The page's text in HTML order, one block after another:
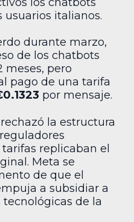
italianos.
durante marzo,
de los chatbots
meses, pero
pago de una tarifa
por mensaje.
la estructura
replicaban el
Meta se
de que el
a subsidiar a
tecnológicas de la